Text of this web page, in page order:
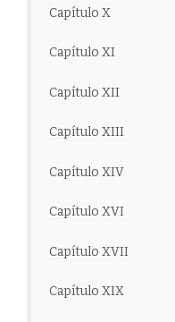
Capítulo X
Capítulo XI
Capítulo XII
Capítulo XIII
Capítulo XIV
Capítulo XVI
Capítulo XVII
Capítulo XIX